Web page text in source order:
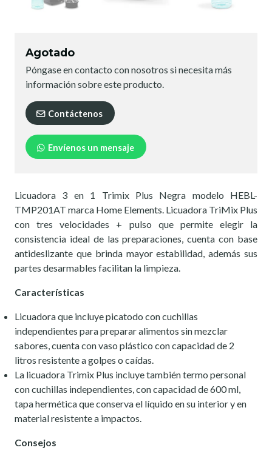
Agotado
Póngase en contacto con nosotros si necesita más
información sobre este producto.
Contáctenos
Envíenos un mensaje
Licuadora 3 en 1 Trimix Plus Negra modelo HEBL-
TMP201AT marca Home Elements. Licuadora TriMix Plus
con tres velocidades + pulso que permite elegir la
consistencia ideal de las preparaciones, cuenta con base
antideslizante que brinda mayor estabilidad, además sus
partes desarmables facilitan la limpieza.
Características
Licuadora que incluye picatodo con cuchillas
independientes para preparar alimentos sin mezclar
sabores, cuenta con vaso plástico con capacidad de 2
litros resistente a golpes o caídas.
La licuadora Trimix Plus incluye también termo personal
con cuchillas independientes, con capacidad de 600 ml,
tapa hermética que conserva el líquido en su interior y en
material resistente a impactos.
Consejos